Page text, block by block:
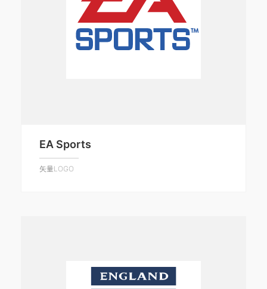
EA Sports
矢量LOGO